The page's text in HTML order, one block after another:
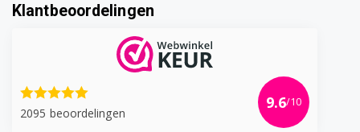
BCO261B 0132551005
BCO261B 0132551006
Klantbeoordelingen
2095 beoordelingen
9.6/10